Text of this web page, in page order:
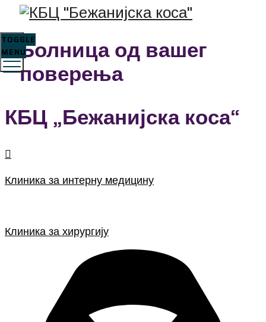
Болница од вашег
поверења
TOGGLE
MENU
КБЦ „Бежанијска коса“
Клиника за интерну медицину
Клиника за хирургију